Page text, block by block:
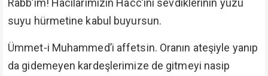
Rabb’im! Hacılarımızın Hacc’ını sevdiklerinin yüzü
suyu hürmetine kabul buyursun.
Ümmet-i Muhammed’i affetsin. Oranın ateşiyle yanıp
da gidemeyen kardeşlerimize de gitmeyi nasip